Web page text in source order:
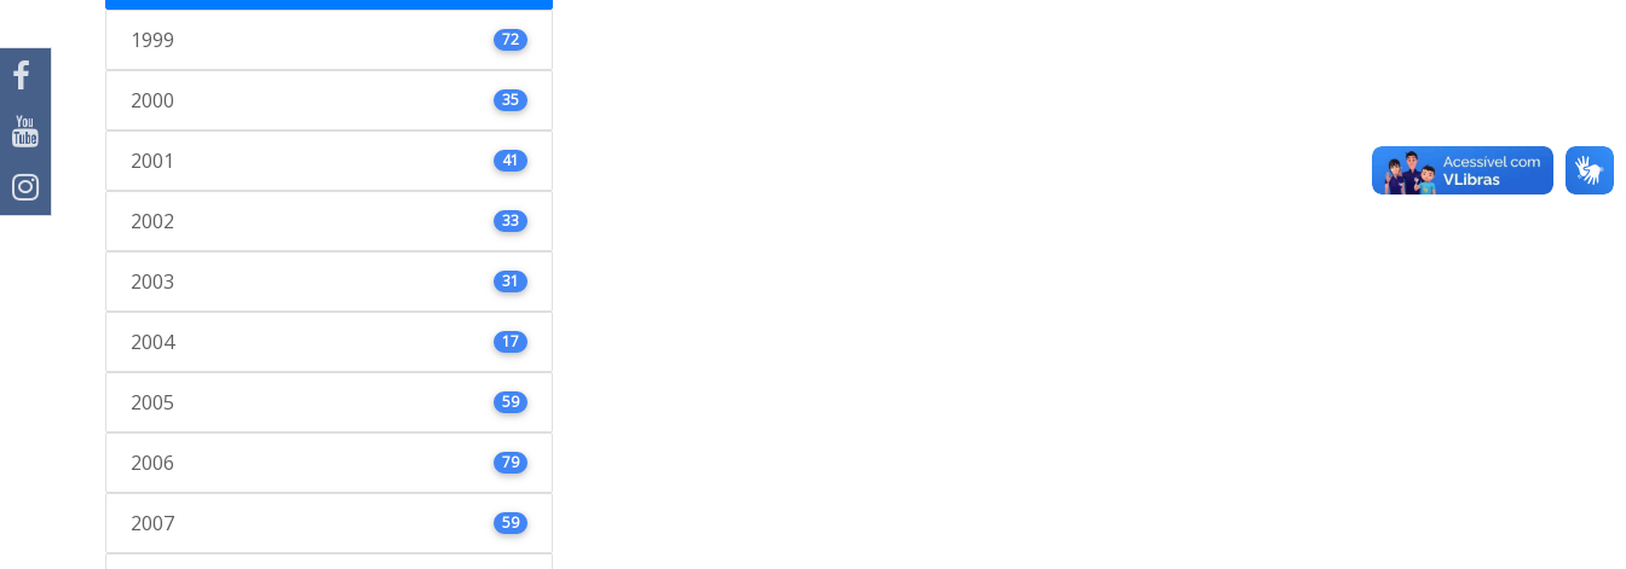
1999 72
2000 35
2001 41
2002 33
2003 31
2004 17
2005 59
2006 79
2007 59